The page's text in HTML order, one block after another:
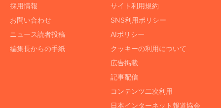
採用情報
お問い合わせ
ニュース読者投稿
編集長からの手紙
サイト利用規約
SNS利用ポリシー
AIポリシー
クッキーの利用について
広告掲載
記事配信
コンテンツ二次利用
日本インターネット報道協会